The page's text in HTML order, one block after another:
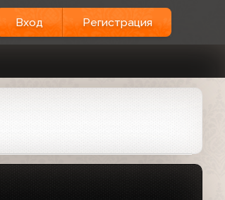
Вход Регистрация
Заставка "Премьера РТР" (РТР, зима
2001-2002)
Заставка "Премьера РТР" (РТР, весна